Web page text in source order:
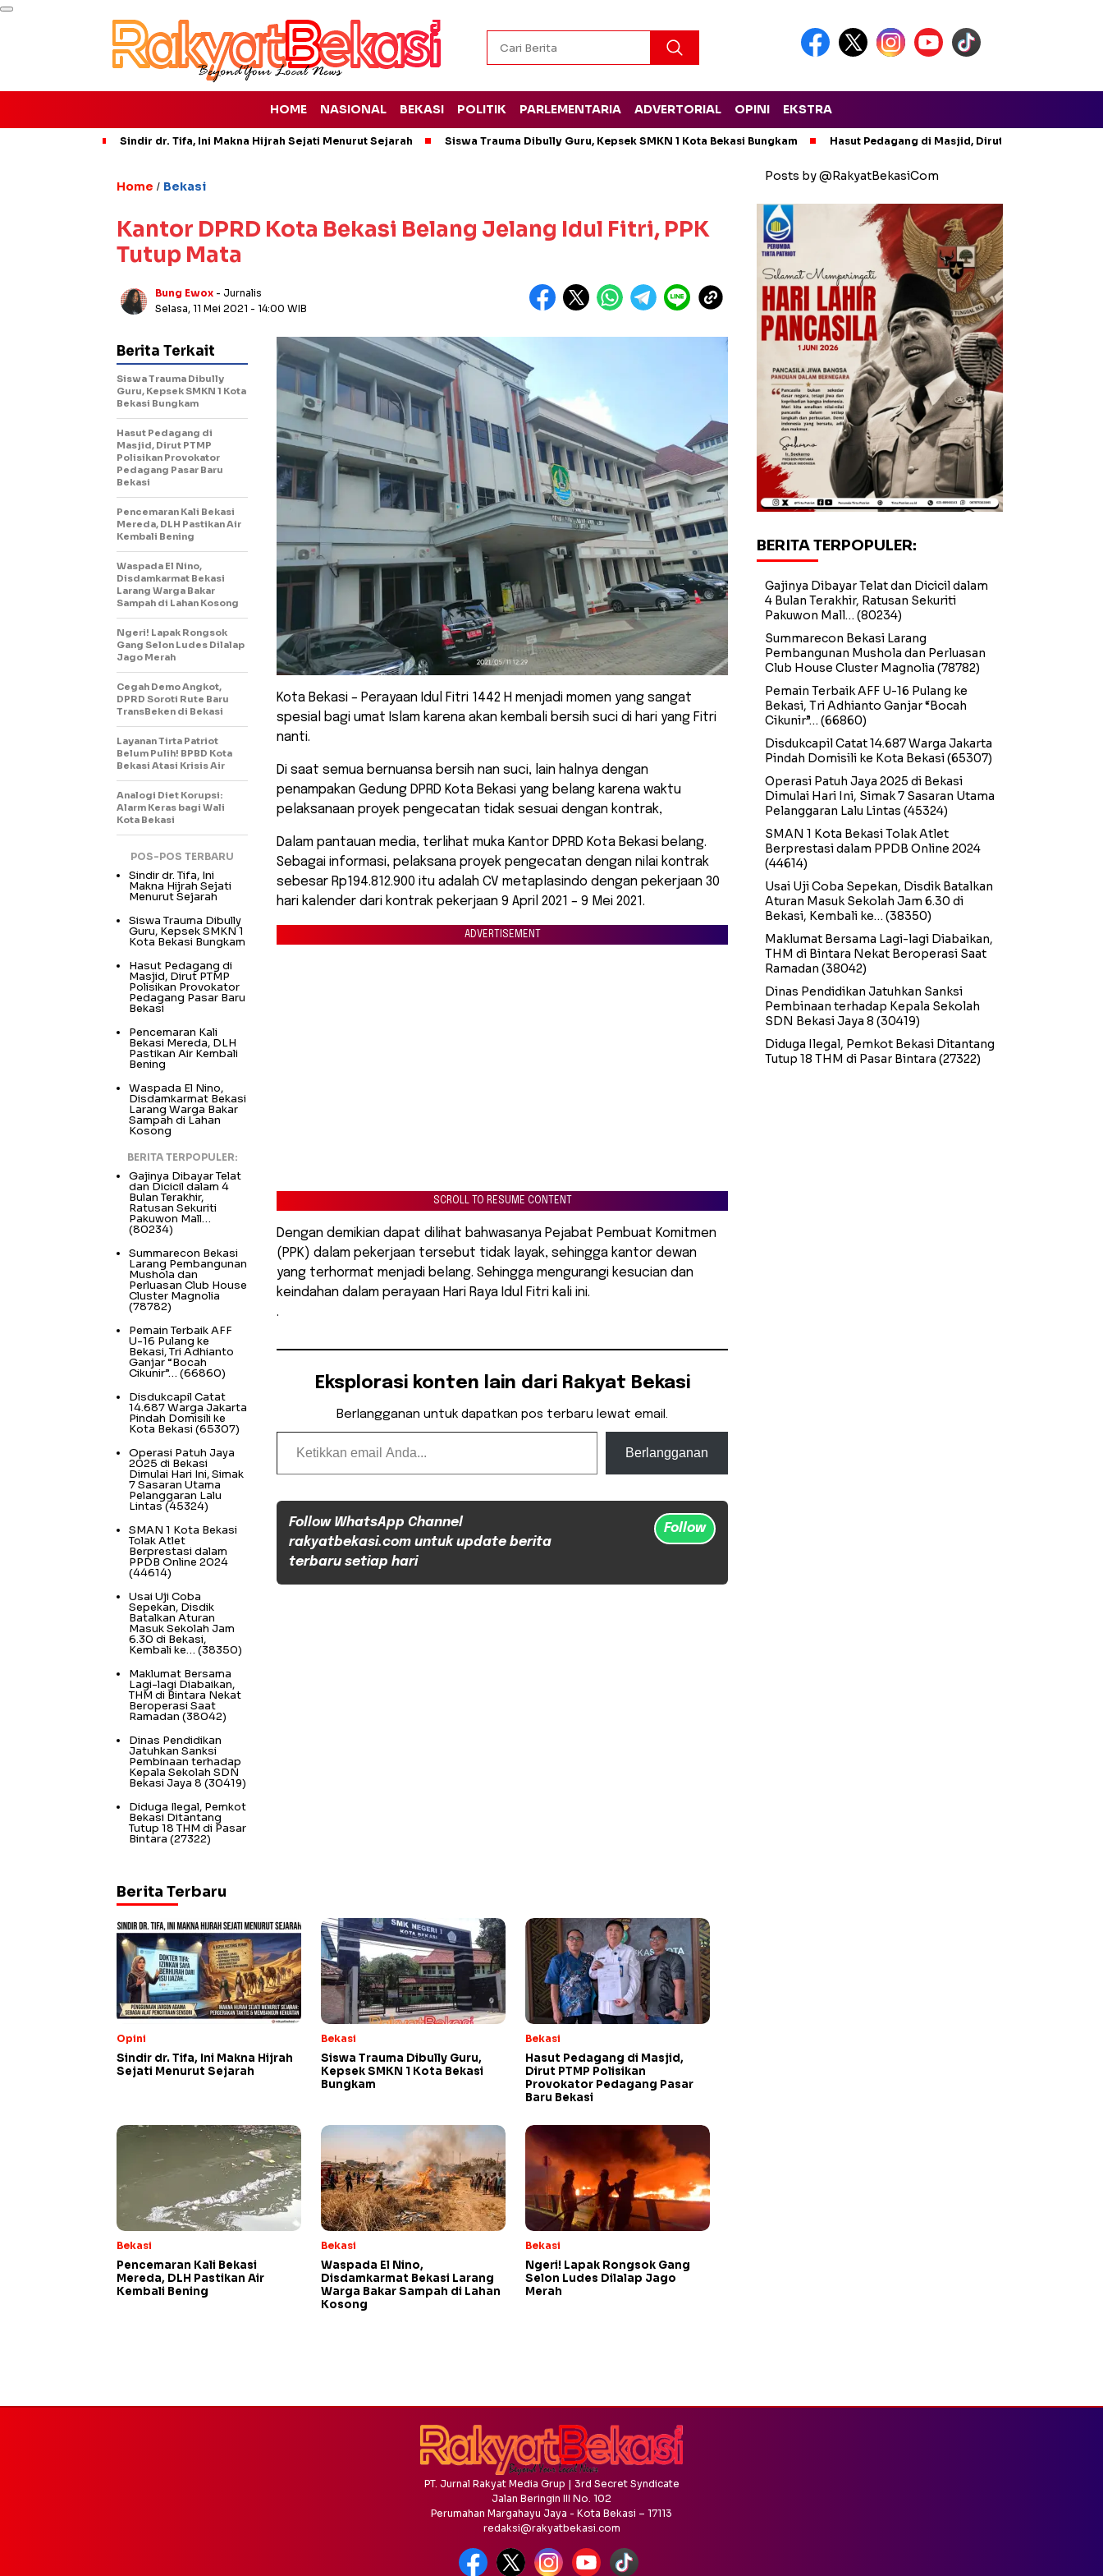
HOME NASIONAL BEKASI POLITIK PARLEMENTARIA ADVERTORIAL OPINI EKSTRA
Sindir dr. Tifa, Ini Makna Hijrah Sejati Menurut Sejarah Siswa Trauma Dibully Guru, Kepsek SMKN 1 Kota Bekasi Bungkam Hasut Pedagang di Masjid, Dirut PTMP Polisikan
Home / Bekasi
Kantor DPRD Kota Bekasi Belang Jelang Idul Fitri, PPK
Tutup Mata
Bung Ewox - Jurnalis
Selasa, 11 Mei 2021 - 14:00 WIB
Kota Bekasi – Perayaan Idul Fitri 1442 H menjadi momen yang sangat
spesial bagi umat Islam karena akan kembali bersih suci di hari yang Fitri
nanti.
Di saat semua bernuansa bersih nan suci, lain halnya dengan
penampakan Gedung DPRD Kota Bekasi yang belang karena waktu
pelaksanaan proyek pengecatan tidak sesuai dengan kontrak,
Dalam pantauan media, terlihat muka Kantor DPRD Kota Bekasi belang.
Sebagai informasi, pelaksana proyek pengecatan dengan nilai kontrak
sebesar Rp194.812.900 itu adalah CV metaplasindo dengan pekerjaan 30
hari kalender dari kontrak pekerjaan 9 April 2021 – 9 Mei 2021.
ADVERTISEMENT
SCROLL TO RESUME CONTENT
Dengan demikian dapat dilihat bahwasanya Pejabat Pembuat Komitmen
(PPK) dalam pekerjaan tersebut tidak layak, sehingga kantor dewan
yang terhormat menjadi belang. Sehingga mengurangi kesucian dan
keindahan dalam perayaan Hari Raya Idul Fitri kali ini.
.
Eksplorasi konten lain dari Rakyat Bekasi
Berlangganan untuk dapatkan pos terbaru lewat email.
Ketikkan email Anda...
Berlangganan
Follow WhatsApp Channel
rakyatbekasi.com untuk update berita
terbaru setiap hari
Follow
Berita Terkait
Siswa Trauma Dibully
Guru, Kepsek SMKN 1 Kota
Bekasi Bungkam
Hasut Pedagang di
Masjid, Dirut PTMP
Polisikan Provokator
Pedagang Pasar Baru
Bekasi
Pencemaran Kali Bekasi
Mereda, DLH Pastikan Air
Kembali Bening
Waspada El Nino,
Disdamkarmat Bekasi
Larang Warga Bakar
Sampah di Lahan Kosong
Ngeri! Lapak Rongsok
Gang Selon Ludes Dilalap
Jago Merah
Cegah Demo Angkot,
DPRD Soroti Rute Baru
TransBeken di Bekasi
Layanan Tirta Patriot
Belum Pulih! BPBD Kota
Bekasi Atasi Krisis Air
Analogi Diet Korupsi:
Alarm Keras bagi Wali
Kota Bekasi
POS-POS TERBARU
Sindir dr. Tifa, Ini
Makna Hijrah Sejati
Menurut Sejarah
Siswa Trauma Dibully
Guru, Kepsek SMKN 1
Kota Bekasi Bungkam
Hasut Pedagang di
Masjid, Dirut PTMP
Polisikan Provokator
Pedagang Pasar Baru
Bekasi
Pencemaran Kali
Bekasi Mereda, DLH
Pastikan Air Kembali
Bening
Waspada El Nino,
Disdamkarmat Bekasi
Larang Warga Bakar
Sampah di Lahan
Kosong
BERITA TERPOPULER:
Gajinya Dibayar Telat
dan Dicicil dalam 4
Bulan Terakhir,
Ratusan Sekuriti
Pakuwon Mall…
(80234)
Summarecon Bekasi
Larang Pembangunan
Mushola dan
Perluasan Club House
Cluster Magnolia
(78782)
Pemain Terbaik AFF
U-16 Pulang ke
Bekasi, Tri Adhianto
Ganjar “Bocah
Cikunir”… (66860)
Disdukcapil Catat
14.687 Warga Jakarta
Pindah Domisili ke
Kota Bekasi (65307)
Operasi Patuh Jaya
2025 di Bekasi
Dimulai Hari Ini, Simak
7 Sasaran Utama
Pelanggaran Lalu
Lintas(45324)
SMAN 1 Kota Bekasi
Tolak Atlet
Berprestasi dalam
PPDB Online 2024
(44614)
Usai Uji Coba
Sepekan, Disdik
Batalkan Aturan
Masuk Sekolah Jam
6.30 di Bekasi,
Kembali ke… (38350)
Maklumat Bersama
Lagi-lagi Diabaikan,
THM di Bintara Nekat
Beroperasi Saat
Ramadan (38042)
Dinas Pendidikan
Jatuhkan Sanksi
Pembinaan terhadap
Kepala Sekolah SDN
Bekasi Jaya 8 (30419)
Diduga Ilegal, Pemkot
Bekasi Ditantang
Tutup 18 THM di Pasar
Bintara (27322)
Berita Terbaru
Opini
Sindir dr. Tifa, Ini Makna Hijrah
Sejati Menurut Sejarah
Bekasi
Siswa Trauma Dibully Guru,
Kepsek SMKN 1 Kota Bekasi
Bungkam
Bekasi
Hasut Pedagang di Masjid,
Dirut PTMP Polisikan
Provokator Pedagang Pasar
Baru Bekasi
Bekasi
Pencemaran Kali Bekasi
Mereda, DLH Pastikan Air
Kembali Bening
Bekasi
Waspada El Nino,
Disdamkarmat Bekasi Larang
Warga Bakar Sampah di Lahan
Kosong
Bekasi
Ngeri! Lapak Rongsok Gang
Selon Ludes Dilalap Jago
Merah
Posts by @RakyatBekasiCom
BERITA TERPOPULER:
Gajinya Dibayar Telat dan Dicicil dalam
4 Bulan Terakhir, Ratusan Sekuriti
Pakuwon Mall… (80234)
Summarecon Bekasi Larang
Pembangunan Mushola dan Perluasan
Club House Cluster Magnolia (78782)
Pemain Terbaik AFF U-16 Pulang ke
Bekasi, Tri Adhianto Ganjar “Bocah
Cikunir”… (66860)
Disdukcapil Catat 14.687 Warga Jakarta
Pindah Domisili ke Kota Bekasi(65307)
Operasi Patuh Jaya 2025 di Bekasi
Dimulai Hari Ini, Simak 7 Sasaran Utama
Pelanggaran Lalu Lintas (45324)
SMAN 1 Kota Bekasi Tolak Atlet
Berprestasi dalam PPDB Online 2024
(44614)
Usai Uji Coba Sepekan, Disdik Batalkan
Aturan Masuk Sekolah Jam 6.30 di
Bekasi, Kembali ke… (38350)
Maklumat Bersama Lagi-lagi Diabaikan,
THM di Bintara Nekat Beroperasi Saat
Ramadan (38042)
Dinas Pendidikan Jatuhkan Sanksi
Pembinaan terhadap Kepala Sekolah
SDN Bekasi Jaya 8 (30419)
Diduga Ilegal, Pemkot Bekasi Ditantang
Tutup 18 THM di Pasar Bintara (27322)
PT. Jurnal Rakyat Media Grup | 3rd Secret Syndicate
Jalan Beringin III No. 102
Perumahan Margahayu Jaya - Kota Bekasi – 17113
redaksi@rakyatbekasi.com